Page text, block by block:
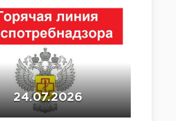
24.07.2026